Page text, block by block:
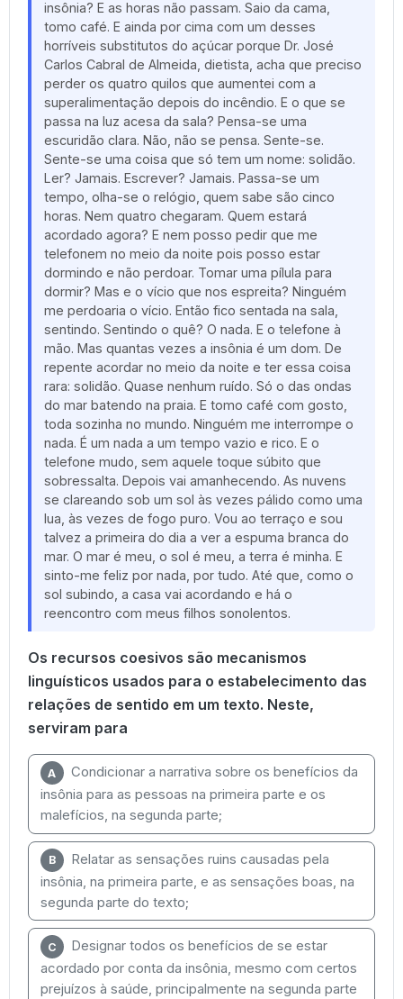
insônia? E as horas não passam. Saio da cama,
tomo café. E ainda por cima com um desses
horríveis substitutos do açúcar porque Dr. José
Carlos Cabral de Almeida, dietista, acha que preciso
perder os quatro quilos que aumentei com a
superalimentação depois do incêndio. E o que se
passa na luz acesa da sala? Pensa-se uma
escuridão clara. Não, não se pensa. Sente-se.
Sente-se uma coisa que só tem um nome: solidão.
Ler? Jamais. Escrever? Jamais. Passa-se um
tempo, olha-se o relógio, quem sabe são cinco
horas. Nem quatro chegaram. Quem estará
acordado agora? E nem posso pedir que me
telefonem no meio da noite pois posso estar
dormindo e não perdoar. Tomar uma pílula para
dormir? Mas e o vício que nos espreita? Ninguém
me perdoaria o vício. Então fico sentada na sala,
sentindo. Sentindo o quê? O nada. E o telefone à
mão. Mas quantas vezes a insônia é um dom. De
repente acordar no meio da noite e ter essa coisa
rara: solidão. Quase nenhum ruído. Só o das ondas
do mar batendo na praia. E tomo café com gosto,
toda sozinha no mundo. Ninguém me interrompe o
nada. É um nada a um tempo vazio e rico. E o
telefone mudo, sem aquele toque súbito que
sobressalta. Depois vai amanhecendo. As nuvens
se clareando sob um sol às vezes pálido como uma
lua, às vezes de fogo puro. Vou ao terraço e sou
talvez a primeira do dia a ver a espuma branca do
mar. O mar é meu, o sol é meu, a terra é minha. E
sinto-me feliz por nada, por tudo. Até que, como o
sol subindo, a casa vai acordando e há o
reencontro com meus filhos sonolentos.
Os recursos coesivos são mecanismos
linguísticos usados para o estabelecimento das
relações de sentido em um texto. Neste,
serviram para
A
Condicionar a narrativa sobre os benefícios da
insônia para as pessoas na primeira parte e os
malefícios, na segunda parte;
B
Relatar as sensações ruins causadas pela
insônia, na primeira parte, e as sensações boas, na
segunda parte do texto;
C
Designar todos os benefícios de se estar
acordado por conta da insônia, mesmo com certos
prejuízos à saúde, principalmente na segunda parte